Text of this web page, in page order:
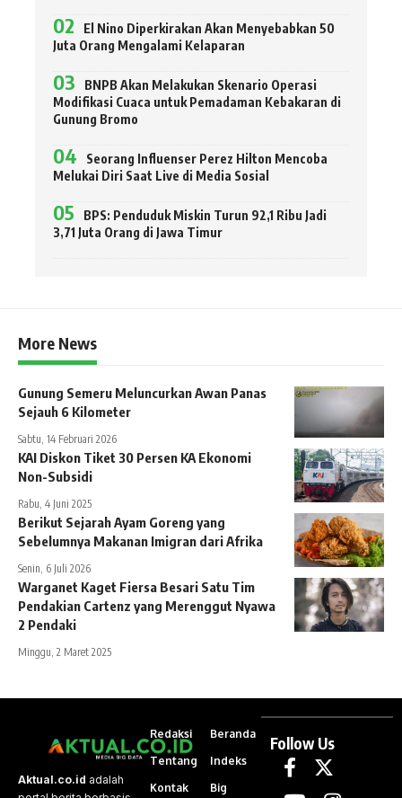
El Nino Diperkirakan Akan Menyebabkan 50
Juta Orang Mengalami Kelaparan
BNPB Akan Melakukan Skenario Operasi
Modifikasi Cuaca untuk Pemadaman Kebakaran di
Gunung Bromo
Seorang Influenser Perez Hilton Mencoba
Melukai Diri Saat Live di Media Sosial
BPS: Penduduk Miskin Turun 92,1 Ribu Jadi
3,71 Juta Orang di Jawa Timur
More News
Gunung Semeru Meluncurkan Awan Panas
Sejauh 6 Kilometer
Sabtu, 14 Februari 2026
KAI Diskon Tiket 30 Persen KA Ekonomi
Non-Subsidi
Rabu, 4 Juni 2025
Berikut Sejarah Ayam Goreng yang
Sebelumnya Makanan Imigran dari Afrika
Senin, 6 Juli 2026
Warganet Kaget Fiersa Besari Satu Tim
Pendakian Cartenz yang Merenggut Nyawa
2 Pendaki
Minggu, 2 Maret 2025
Aktual.co.id adalah
Redaksi
Tentang
Kontak
Beranda
Indeks
Big
Follow Us